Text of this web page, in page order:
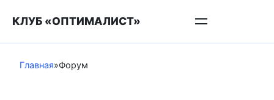
КЛУБ «ОПТИМАЛИСТ»
Главная»Форум